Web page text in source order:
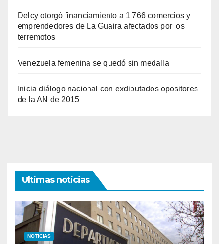
Delcy otorgó financiamiento a 1.766 comercios y
emprendedores de La Guaira afectados por los
terremotos
Venezuela femenina se quedó sin medalla
Inicia diálogo nacional con exdiputados opositores
de la AN de 2015
Ultimas noticias
NOTICIAS